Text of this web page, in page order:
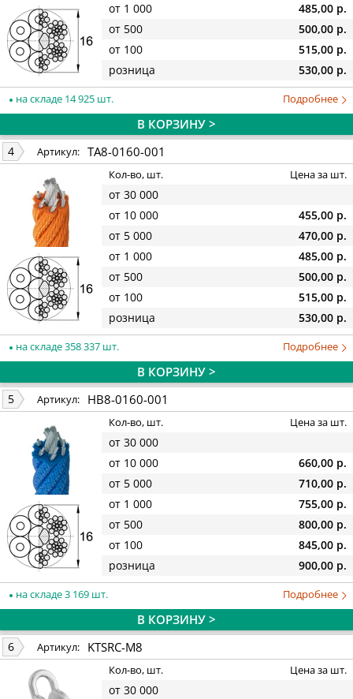
от 1 000
485,00 р.
от 500
500,00 р.
от 100
515,00 р.
розница
530,00 р.
на складе 14 925 шт. Подробнее
В КОРЗИНУ >
4 Артикул: TA8-0160-001
Кол-во, шт. Цена за шт.
от 30 000
от 10 000
455,00 р.
от 5 000
470,00 р.
от 1 000
485,00 р.
от 500
500,00 р.
от 100
515,00 р.
розница
530,00 р.
на складе 358 337 шт. Подробнее
В КОРЗИНУ >
5 Артикул: HB8-0160-001
Кол-во, шт. Цена за шт.
от 30 000
от 10 000
660,00 р.
от 5 000
710,00 р.
от 1 000
755,00 р.
от 500
800,00 р.
от 100
845,00 р.
розница
900,00 р.
на складе 3 169 шт. Подробнее
В КОРЗИНУ >
6 Артикул: KTSRC-M8
Кол-во, шт. Цена за шт.
от 30 000